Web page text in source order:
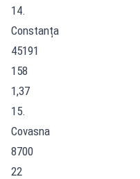
14.
Constanța
45191
158
1,37
15.
Covasna
8700
22